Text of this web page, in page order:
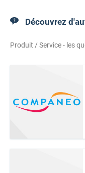
Découvrez
Produit / Service - les